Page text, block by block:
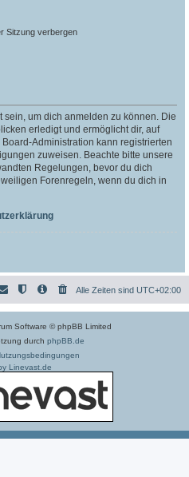
Sitzung verbergen
sein, um dich anmelden zu können. Die
erledigt und ermöglicht dir, auf
Administration kann registrierten
zuweisen. Beachte bitte unsere
Regelungen, bevor du dich
Forenregeln, wenn du dich in
Alle Zeiten sind UTC+02:00
Software © phpBB Limited
durch phpBB.de
Linevast.de